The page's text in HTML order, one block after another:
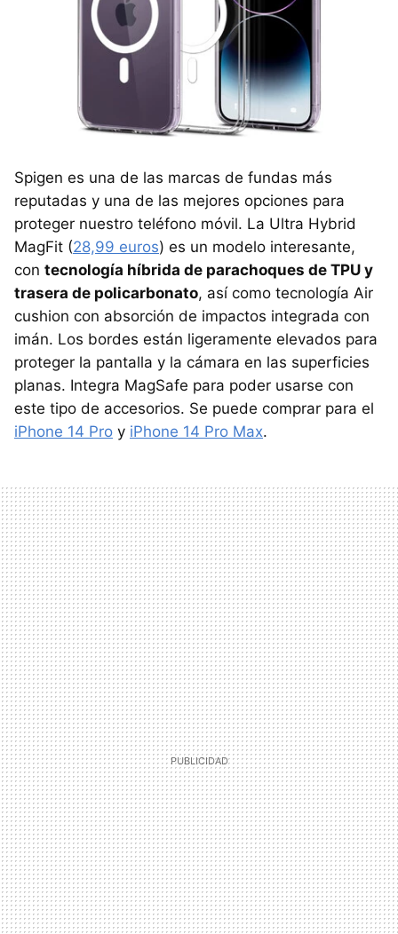
Spigen es una de las marcas de fundas más
reputadas y una de las mejores opciones para
proteger nuestro teléfono móvil. La Ultra Hybrid
MagFit (28,99 euros) es un modelo interesante,
con tecnología híbrida de parachoques de TPU y
trasera de policarbonato, así como tecnología Air
cushion con absorción de impactos integrada con
imán. Los bordes están ligeramente elevados para
proteger la pantalla y la cámara en las superficies
planas. Integra MagSafe para poder usarse con
este tipo de accesorios. Se puede comprar para el
iPhone 14 Pro y iPhone 14 Pro Max.